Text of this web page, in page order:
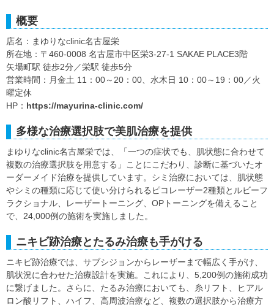
概要
店名：まゆりなclinic名古屋栄
所在地：〒460-0008 名古屋市中区栄3-27-1 SAKAE PLACE3階
矢場町駅 徒歩2分／栄駅 徒歩5分
営業時間：月金土 11：00～20：00、水木日 10：00～19：00／火
曜定休
HP： https://mayurina-clinic.com/
多様な治療選択肢で美肌治療を提供
まゆりなclinic名古屋栄では、「一つの症状でも、肌状態に合わせて
複数の治療選択肢を用意する」ことにこだわり、診断に基づいたオ
ーダーメイド治療を提供しています。シミ治療においては、肌状態
やシミの種類に応じて使い分けられるピコレーザー2種類とルビーフ
ラクショナル、レーザートーニング、OPトーニングを備えること
で、24,000例の施術を実施しました。
ニキビ跡治療とたるみ治療も手がける
ニキビ跡治療では、サブシジョンからレーザーまで幅広く手がけ、
肌状況に合わせた治療設計を実施。これにより、5,200例の施術成功
に繋げました。さらに、たるみ治療においても、糸リフト、ヒアル
ロン酸リフト、ハイフ、高周波治療など、複数の選択肢から治療方